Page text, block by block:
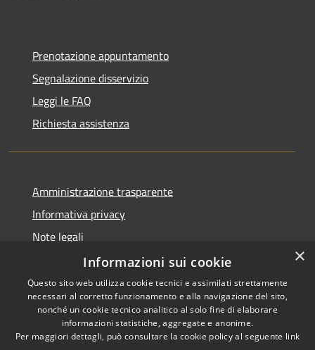
Prenotazione appuntamento
Segnalazione disservizio
Leggi le FAQ
Richiesta assistenza
Amministrazione trasparente
Informativa privacy
Note legali
Dichiarazione di accessibilità
RSS
Copyright © 2026 • Comune di
×
Informazioni sui cookie
Questo sito web utilizza cookie tecnici e assimilati strettamente
necessari al corretto funzionamento e alla navigazione del sito,
nonché un cookie tecnico analitico al solo fine di elaborare
informazioni statistiche, aggregate e anonime.
Per maggiori dettagli, può consultare la cookie policy al seguente link